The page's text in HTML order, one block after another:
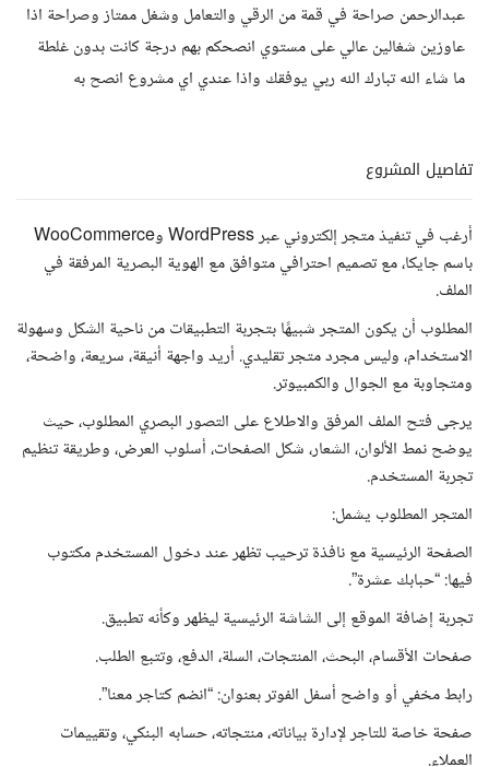
عبدالرحمن صراحة في قمة من الرقي والتعامل وشغل ممتاز وصراحة اذا
عاوزين شغالين عالي على مستوي انصحكم بهم درجة كانت بدون غلطة
ما شاء الله تبارك الله ربي يوفقك واذا عندي اي مشروع انصح به
تفاصيل المشروع
أرغب في تنفيذ متجر إلكتروني عبر WordPress وWooCommerce
باسم جايكا، مع تصميم احترافي متوافق مع الهوية البصرية المرفقة في
الملف.
المطلوب أن يكون المتجر شبيهًا بتجربة التطبيقات من ناحية الشكل وسهولة
الاستخدام، وليس مجرد متجر تقليدي. أريد واجهة أنيقة، سريعة، واضحة،
ومتجاوبة مع الجوال والكمبيوتر.
يرجى فتح الملف المرفق والاطلاع على التصور البصري المطلوب، حيث
يوضح نمط الألوان، الشعار، شكل الصفحات، أسلوب العرض، وطريقة تنظيم
تجربة المستخدم.
المتجر المطلوب يشمل:
الصفحة الرئيسية مع نافذة ترحيب تظهر عند دخول المستخدم مكتوب
فيها: “حبابك عشرة”.
تجربة إضافة الموقع إلى الشاشة الرئيسية ليظهر وكأنه تطبيق.
صفحات الأقسام، البحث، المنتجات، السلة، الدفع، وتتبع الطلب.
رابط مخفي أو واضح أسفل الفوتر بعنوان: “انضم كتاجر معنا”.
صفحة خاصة للتاجر لإدارة بياناته، منتجاته، حسابه البنكي، وتقييمات
العملاء.